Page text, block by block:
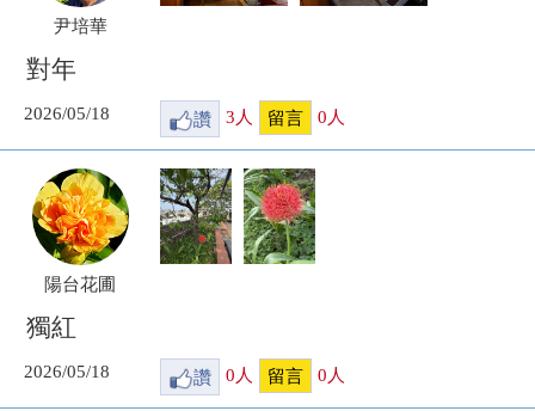
尹培華
對年
2026/05/18 讚 3 人 留言 0 人
陽台花圃
獨紅
2026/05/18 讚 0 人 留言 0 人